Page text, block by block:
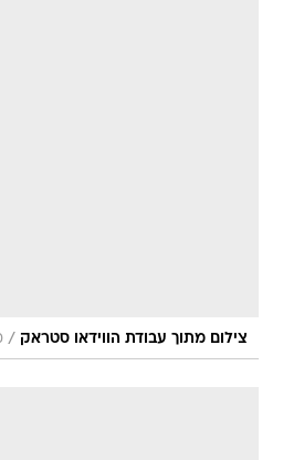
צילום מתוך עבודת הווידאו סטראק /